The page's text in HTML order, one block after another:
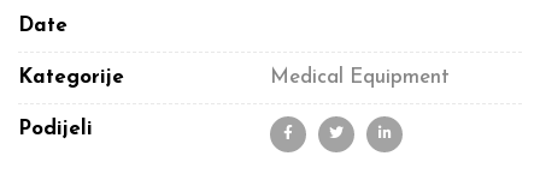
Date
Kategorije Medical Equipment
Podijeli